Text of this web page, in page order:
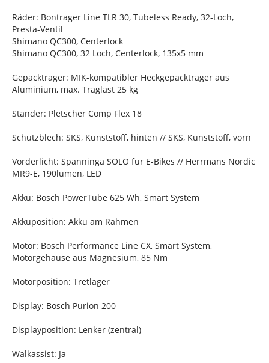
Räder: Bontrager Line TLR 30, Tubeless Ready, 32-Loch,
Presta-Ventil
Shimano QC300, Centerlock
Shimano QC300, 32 Loch, Centerlock, 135x5 mm
Gepäckträger: MIK-kompatibler Heckgepäckträger aus
Aluminium, max. Traglast 25 kg
Ständer: Pletscher Comp Flex 18
Schutzblech: SKS, Kunststoff, hinten // SKS, Kunststoff, vorn
Vorderlicht: Spanninga SOLO für E-Bikes // Herrmans Nordic
MR9-E, 190lumen, LED
Akku: Bosch PowerTube 625 Wh, Smart System
Akkuposition: Akku am Rahmen
Motor: Bosch Performance Line CX, Smart System,
Motorgehäuse aus Magnesium, 85 Nm
Motorposition: Tretlager
Display: Bosch Purion 200
Displayposition: Lenker (zentral)
Walkassist: Ja